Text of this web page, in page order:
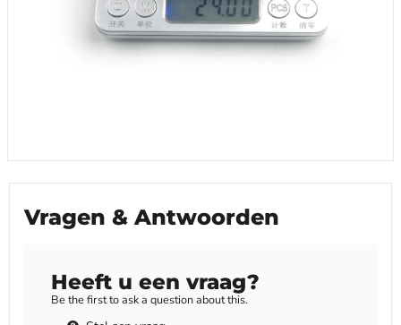
Vragen & Antwoorden
Heeft u een vraag?
Be the first to ask a question about this.